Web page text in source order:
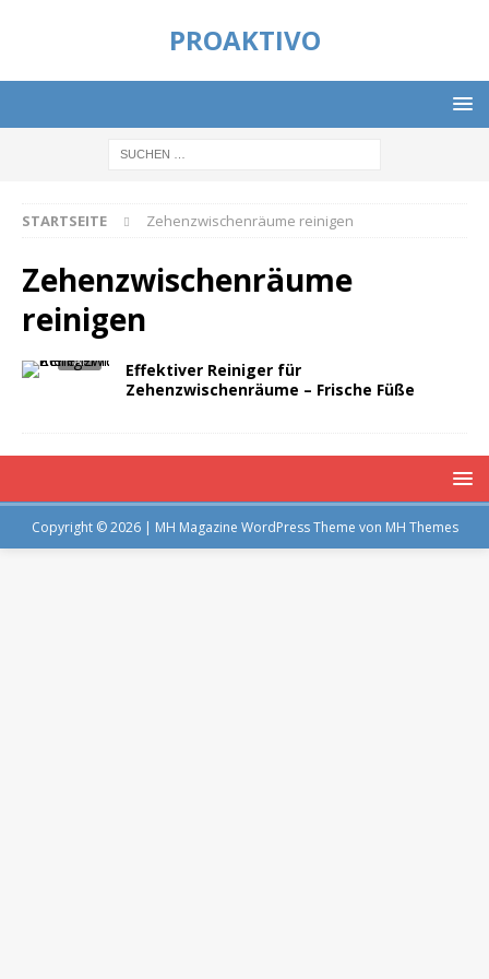
PROAKTIVO
STARTSEITE Zehenzwischenräume reinigen
Zehenzwischenräume
reinigen
Effektiver Reiniger für
Zehenzwischenräume – Frische Füße
Copyright © 2026 | MH Magazine WordPress Theme von MH Themes